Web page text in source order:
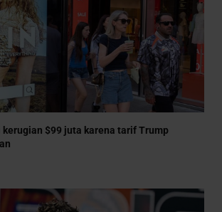
$99 juta karena tarif Trump